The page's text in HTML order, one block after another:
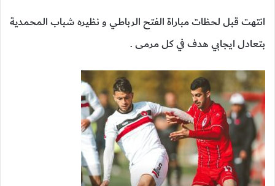
انتهت قبل لحظات مباراة الفتح الرباطي و نظيره شباب المحمدية
بتعادل ايجابي هدف في كل مرمى .